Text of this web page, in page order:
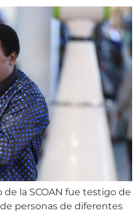
la SCOAN fue testigo de
personas de diferentes